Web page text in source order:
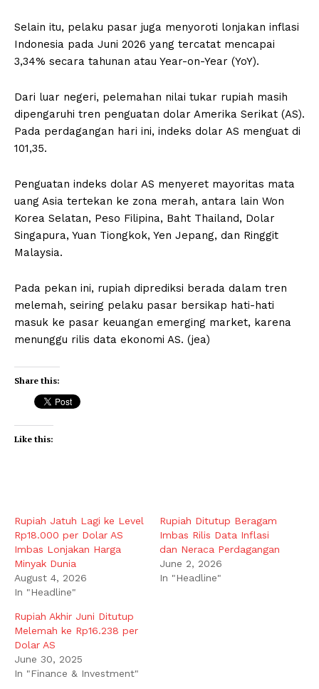
Selain itu, pelaku pasar juga menyoroti lonjakan inflasi
Indonesia pada Juni 2026 yang tercatat mencapai
3,34% secara tahunan atau Year-on-Year (YoY).
Dari luar negeri, pelemahan nilai tukar rupiah masih
dipengaruhi tren penguatan dolar Amerika Serikat (AS).
Pada perdagangan hari ini, indeks dolar AS menguat di
101,35.
Penguatan indeks dolar AS menyeret mayoritas mata
uang Asia tertekan ke zona merah, antara lain Won
Korea Selatan, Peso Filipina, Baht Thailand, Dolar
Singapura, Yuan Tiongkok, Yen Jepang, dan Ringgit
Malaysia.
Pada pekan ini, rupiah diprediksi berada dalam tren
melemah, seiring pelaku pasar bersikap hati-hati
masuk ke pasar keuangan emerging market, karena
menunggu rilis data ekonomi AS. (jea)
Share this:
Like this:
Rupiah Jatuh Lagi ke Level
Rp18.000 per Dolar AS
Imbas Lonjakan Harga
Minyak Dunia
August 4, 2026
In "Headline"
Rupiah Ditutup Beragam
Imbas Rilis Data Inflasi
dan Neraca Perdagangan
June 2, 2026
In "Headline"
Rupiah Akhir Juni Ditutup
Melemah ke Rp16.238 per
Dolar AS
June 30, 2025
In "Finance & Investment"